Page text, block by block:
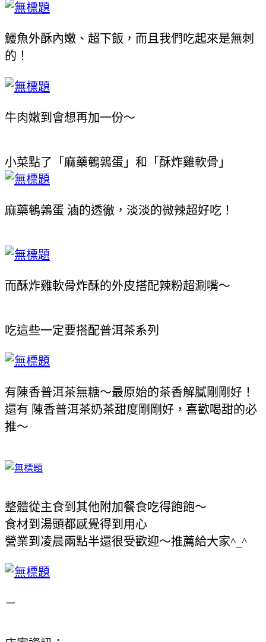
鰻魚外酥內嫩、超下飯，而且我們吃起來是無刺
的！
牛肉嫩到會想再加一份～
小菜點了「麻藥鵪鶉蛋」和「酥炸雞軟骨」
麻藥鵪鶉蛋 滷的透徹，淡淡的微辣超好吃！
而酥炸雞軟骨炸酥的外皮搭配辣粉超涮嘴～
吃這些一定要搭配普洱茶系列
有陳香普洱茶無糖～最原始的茶香解膩剛剛好！
還有 陳香普洱茶奶茶甜度剛剛好，喜歡喝甜的必
推～
整體從主食到其他附加餐食吃得飽飽～
食材到湯頭都感覺得到用心
營業到凌晨兩點半還很受歡迎～推薦給大家^_^
－